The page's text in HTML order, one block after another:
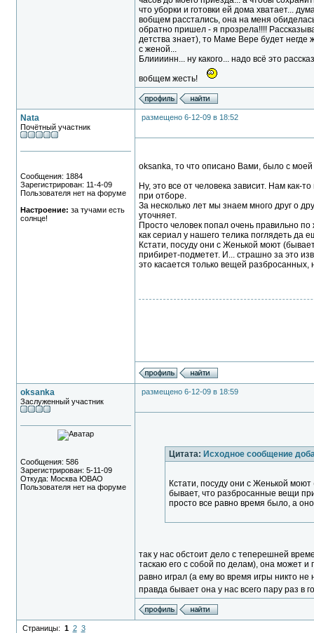
что уборки и готовки ей дома хватает...
вобщем расстались, она на меня
обратно пришел - я прозрела!!!!
детства знает), то Маме Вере будет
с женой...
Блиииинн... ну какого... надо всё это
вобщем жесть!
Nata
Почётный участник
Сообщения: 1884
Зарегистрирован: 11-4-09
Пользователя нет на форуме
Настроение: за тучами есть
солнце!
размещено 6-12-09 в 18:52
oksanka, то что описано Вами, было с
Ну, это все от человека зависит. Нам как-
при отборе.
За несколько лет мы знаем много друг о
уточняет.
Просто человек попал очень правильно
как сериал у нашего телика поглядеть да
Кстати, посуду они с Женькой моют
прибирет-подметет. И... страшно за это
это касается только вещей
oksanka
Заслуженный участник
Сообщения: 586
Зарегистрирован: 5-11-09
Откуда: Москва ЮВАО
Пользователя нет на форуме
размещено 6-12-09 в 18:59
Цитата: Исходное сообщение
Кстати, посуду они с Женькой
бывает, что разбросанные вещи
просто все равно время было, а
так у нас обстоит дело с теперешней
таскаю его с собой по делам), она может и
равно играл (а ему во время игры никто
правда бывает она у нас всего пару раз в
Страницы: 1 2 3